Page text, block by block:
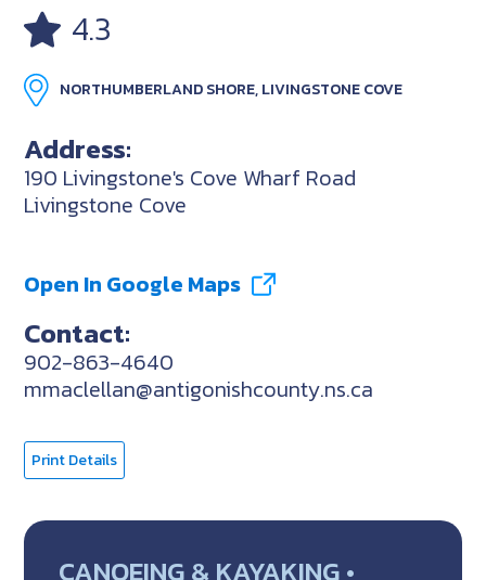
4.3
NORTHUMBERLAND SHORE, LIVINGSTONE COVE
Address:
190 Livingstone's Cove Wharf Road
Livingstone Cove
Open In Google Maps
Contact:
902-863-4640
mmaclellan@antigonishcounty.ns.ca
Print Details
CANOEING & KAYAKING •